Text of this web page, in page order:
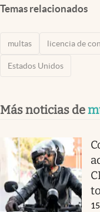
Temas relacionados
multas licencia de
Estados Unidos
Más noticias de